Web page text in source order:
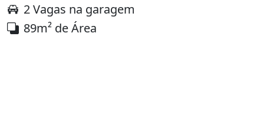
2 Vagas na garagem
89m² de Área